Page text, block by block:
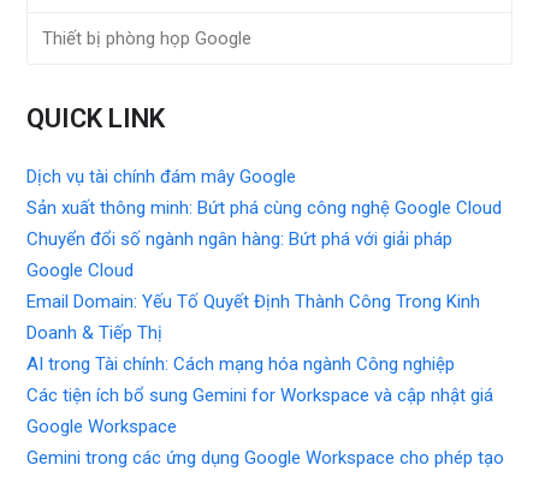
Thiết bị phòng họp Google
QUICK LINK
Dịch vụ tài chính đám mây Google
Sản xuất thông minh: Bứt phá cùng công nghệ Google Cloud
Chuyển đổi số ngành ngân hàng: Bứt phá với giải pháp
Google Cloud
Email Domain: Yếu Tố Quyết Định Thành Công Trong Kinh
Doanh & Tiếp Thị
AI trong Tài chính: Cách mạng hóa ngành Công nghiệp
Các tiện ích bổ sung Gemini for Workspace và cập nhật giá
Google Workspace
Gemini trong các ứng dụng Google Workspace cho phép tạo